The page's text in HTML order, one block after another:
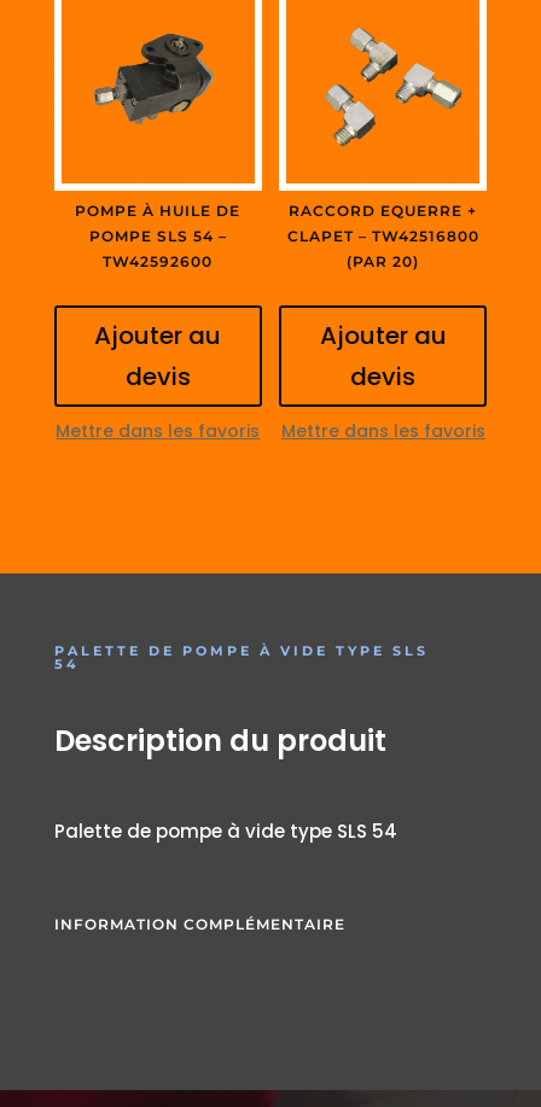
POMPE À HUILE DE
POMPE SLS 54 –
TW42592600
Ajouter au
devis
Mettre dans les favoris
RACCORD EQUERRE +
CLAPET – TW42516800
(PAR 20)
Ajouter au
devis
Mettre dans les favoris
PALETTE DE POMPE À VIDE TYPE SLS
54
Description du produit
Palette de pompe à vide type SLS 54
INFORMATION COMPLÉMENTAIRE